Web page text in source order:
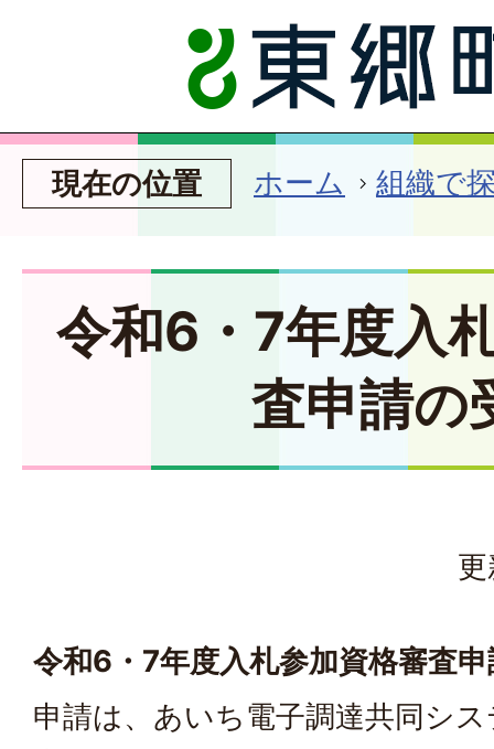
現在の位置 ホーム 組織で
令和6・7年度入
査申請の
令和6・7年度入札参加資格審査
申請は、あいち電子調達共同シ